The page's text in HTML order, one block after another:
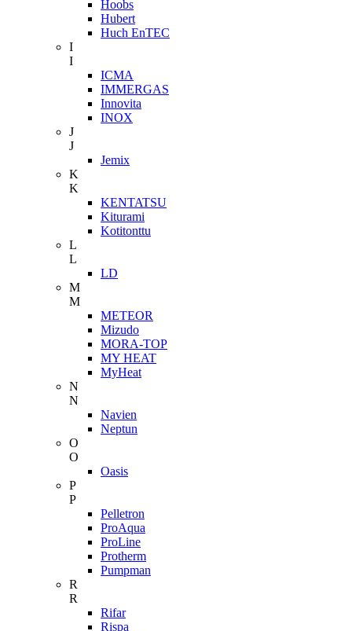
Hoobs
Hubert
Huch EnTEC
I
I
ICMA
IMMERGAS
Innovita
INOX
J
J
Jemix
K
K
KENTATSU
Kiturami
Kotitonttu
L
L
LD
M
M
METEOR
Mizudo
MORA-TOP
MY HEAT
MyHeat
N
N
Navien
Neptun
O
O
Oasis
P
P
Pelletron
ProAqua
ProLine
Protherm
Pumpman
R
R
Rifar
Rispa